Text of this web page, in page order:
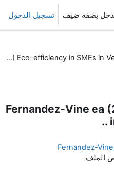
تدخل بصفة ضيف تسجيل الدخول
Fernandez-Vine ea (2010) Eco-efficiency in SMEs in Venezuela ..
Fernandez-Vine ea
Fernandez-
الملف